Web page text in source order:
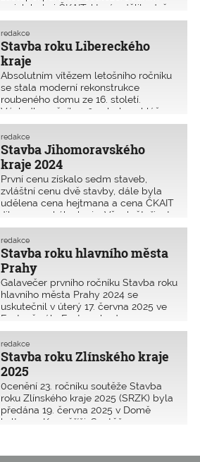
z nich byla i ČKAIT, která udělila dvě
ocenění, a to cenu pro projektanta
a cenu pro stavbyvedoucího. Ceny 22.
ročníku byly předány v úterý
24. června 2025 na Galavečeru ve
Fantově sále budovy Hlavního nádraží
v Praze.
Stavba roku Libereckého
kraje
redakce
Absolutním vítězem letošního ročníku
se stala moderní rekonstrukce
roubeného domu ze 16. století.
Výsledky ročníku 2025 byly vyhlášeny
na slavnostním galavečeru 22. května
2025. Všem oceněným
a nominovaným byly rozdány
skleněné vodováhy pamětní listy. Do
letošního ročníku se přihlásilo
19 realizovaných staveb a dva
studentské projekty.
Stavba Jihomoravského
kraje 2024
redakce
První cenu získalo sedm staveb,
zvláštní cenu dvě stavby, dále byla
udělena cena hejtmana a cena ČKAIT
Jihomoravského kraje. Všech čtyřicet
staveb a třicet studentských prací,
které soutěžily o titul Stavba
Jihomoravského kraje pro rok 2024
bylo představeno ve čtvrtek 24. dubna
2024 bylo v prostorách auly Stavební
fakulty VUT.
Stavba roku hlavního města
Prahy
redakce
Galavečer prvního ročníku Stavba roku
hlavního města Prahy 2024 se
uskutečnil v úterý 17. června 2025 ve
Fantově sále Fantovy budovy na
Hlavním nádraží v Praze. Přihlásilo se
celkem 51 staveb. Prestižní titul
Stavba roku hlavního města Prahy
2024 získala Rezidence Gotthardská.
Kromě toho bylo uděleno
14 zvláštních cen. Hlasování
veřejnosti se v letošním ročníku
účastnilo
Stavba roku Zlínského kraje
2025
redakce
0cenění 23. ročníku soutěže Stavba
roku Zlínského kraje 2025 (SRZK) byla
předána 19. června 2025 v Domě
kultury v Kroměříži. Soutěže se
Zlínského kraje, Ministerstvo průmyslu